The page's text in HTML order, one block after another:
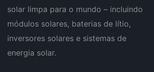
solar limpa para o mundo – incluindo
módulos solares, baterias de lítio,
inversores solares e sistemas de
energia solar.